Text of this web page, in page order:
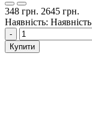
348 грн. 2645 грн.
Наявність: Наявність
-
Купити